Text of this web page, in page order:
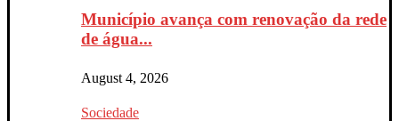
Município avança com renovação da rede
de água...
August 4, 2026
Sociedade